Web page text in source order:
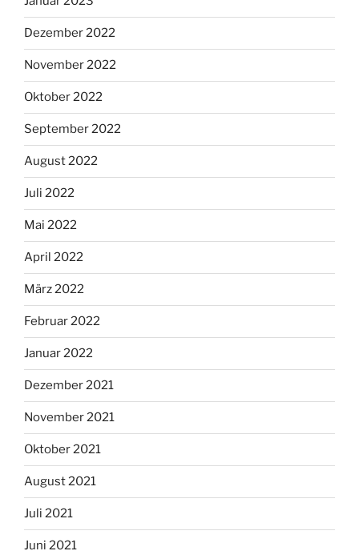
Dezember 2022
November 2022
Oktober 2022
September 2022
August 2022
Juli 2022
Mai 2022
April 2022
März 2022
Februar 2022
Januar 2022
Dezember 2021
November 2021
Oktober 2021
August 2021
Juli 2021
Juni 2021